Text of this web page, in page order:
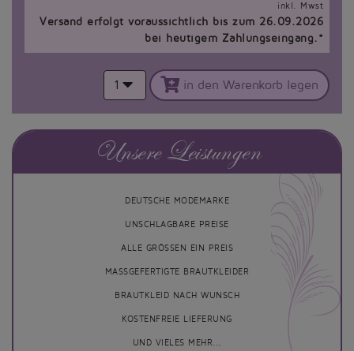
inkl. Mwst
Versand erfolgt voraussichtlich bis zum 26.09.2026
bei heutigem Zahlungseingang.*
1 in den Warenkorb legen
Unsere Leistungen
DEUTSCHE MODEMARKE
UNSCHLAGBARE PREISE
ALLE GRÖSSEN EIN PREIS
MASSGEFERTIGTE BRAUTKLEIDER
BRAUTKLEID NACH WUNSCH
KOSTENFREIE LIEFERUNG
UND VIELES MEHR...